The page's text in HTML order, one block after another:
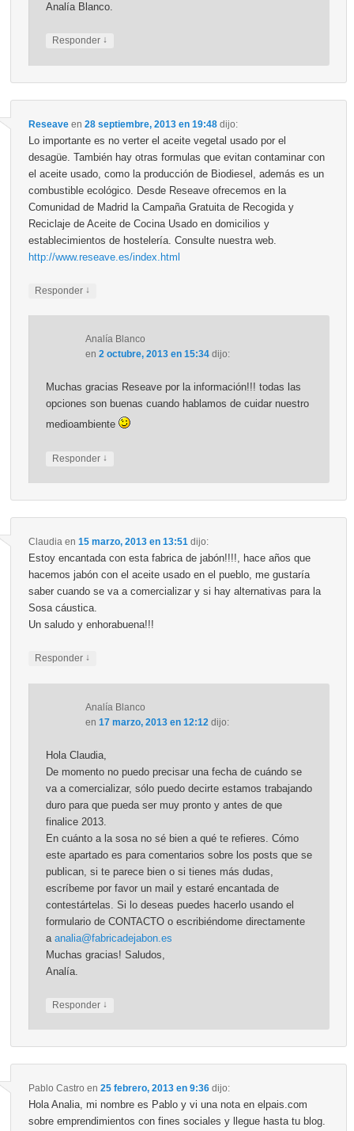
Analía Blanco.
Responder ↓
Reseaveen 28 septiembre, 2013 en 19:48 dijo:
Lo importante es no verter el aceite vegetal usado por el
desagüe. También hay otras formulas que evitan contaminar con
el aceite usado, como la producción de Biodiesel, además es un
combustible ecológico. Desde Reseave ofrecemos en la
Comunidad de Madrid la Campaña Gratuita de Recogida y
Reciclaje de Aceite de Cocina Usado en domicilios y
establecimientos de hostelería. Consulte nuestra web.
http://www.reseave.es/index.html
Responder ↓
Analía Blanco
en 2 octubre, 2013 en 15:34 dijo:
Muchas gracias Reseave por la información!!! todas las
opciones son buenas cuando hablamos de cuidar nuestro
medioambiente
Responder ↓
Claudiaen 15 marzo, 2013 en 13:51 dijo:
Estoy encantada con esta fabrica de jabón!!!!, hace años que
hacemos jabón con el aceite usado en el pueblo, me gustaría
saber cuando se va a comercializar y si hay alternativas para la
Sosa cáustica.
Un saludo y enhorabuena!!!
Responder ↓
Analía Blanco
en 17 marzo, 2013 en 12:12 dijo:
Hola Claudia,
De momento no puedo precisar una fecha de cuándo se
va a comercializar, sólo puedo decirte estamos trabajando
duro para que pueda ser muy pronto y antes de que
finalice 2013.
En cuánto a la sosa no sé bien a qué te refieres. Cómo
este apartado es para comentarios sobre los posts que se
publican, si te parece bien o si tienes más dudas,
escríbeme por favor un mail y estaré encantada de
contestártelas. Si lo deseas puedes hacerlo usando el
formulario de CONTACTO o escribiéndome directamente
a analia@fabricadejabon.es
Muchas gracias! Saludos,
Analía.
Responder ↓
Pablo Castro en 25 febrero, 2013 en 9:36 dijo:
Hola Analia, mi nombre es Pablo y vi una nota en elpais.com
sobre emprendimientos con fines sociales y llegue hasta tu blog.